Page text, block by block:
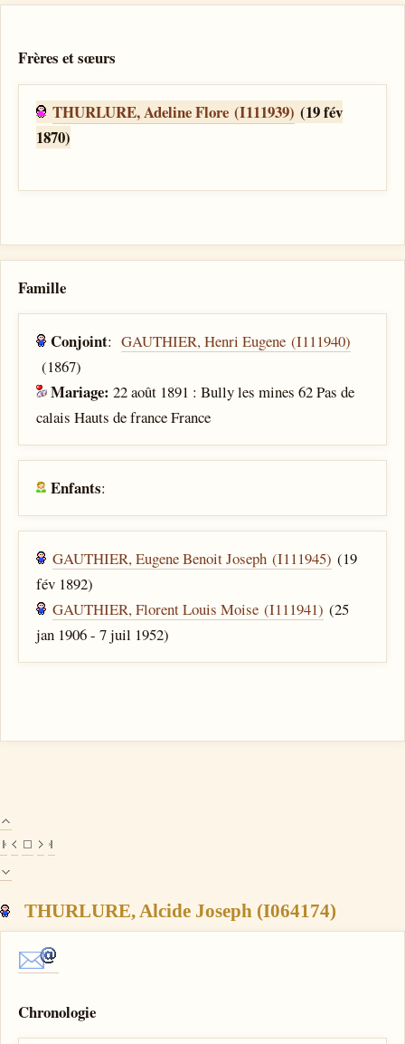
Frères et sœurs
THURLURE, Adeline Flore (I111939) (19 fév
1870)
Famille
Conjoint:GAUTHIER, Henri Eugene (I111940)
(1867)
Mariage:22 août 1891 : Bully les mines 62 Pas de
calais Hauts de france France
Enfants:
GAUTHIER, Eugene Benoit Joseph (I111945) (19
fév 1892)
GAUTHIER, Florent Louis Moise (I111941) (25
jan 1906 - 7 juil 1952)
THURLURE, Alcide Joseph (I064174)
Chronologie